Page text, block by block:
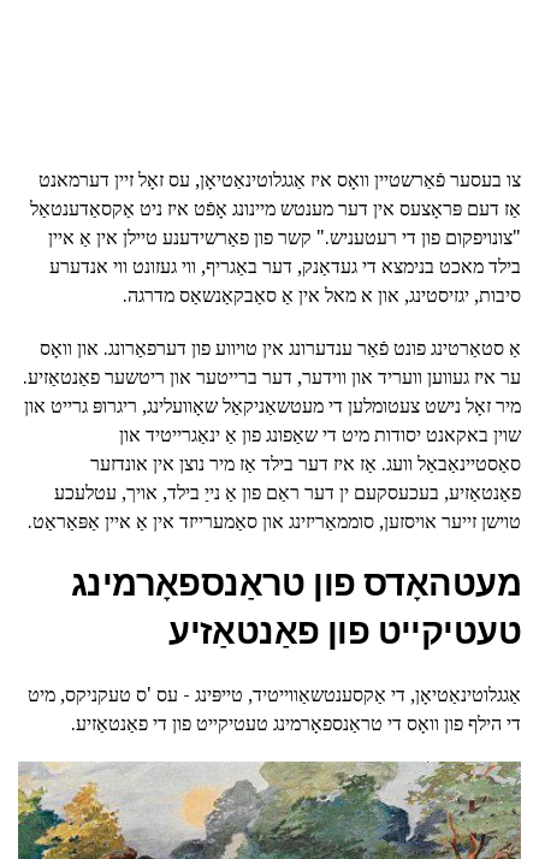
צו בעסער פֿאַרשטיין וואָס איז אַגגלוטינאַטיאָן, עס זאָל זיין דערמאנט
אַז דעם פּראָצעס אין דער מענטש מיינונג אָפֿט איז ניט אַקסאַדענטאַל
"צונויפקום פון די רעטעניש." קשר פון פאַרשידענע טיילן אין אַ איין
בילד מאכט בנימצא די געדאַנק, דער באַגריף, ווי געזונט ווי אנדערע
סיבות, יגזיסטינג, און א מאל אין אַ סאַבקאַנשאַס מדרגה.
אַ סטאַרטינג פונט פֿאַר ענדערונג אין טויווע פון דערפאַרונג. און וואָס
ער איז געווען וועריד און ווידער, דער ברייטער און ריטשער פאַנטאַזיע.
מיר זאָל נישט צעטומלען די מעטשאַניקאַל שאָוועלינג, ריגרופּ גרייט און
שוין באקאנט יסודות מיט די שאַפונג פון אַ ינאַגרייטיד און
סאַסטיינאַבאַל וועג. אַז איז דער בילד אַז מיר נוצן אין אונדזער
פאַנטאַזיע, בעכעסקעם ין דער ראַם פון אַ נייַ בילד, אויך, עטלעכע
טוישן זייער אויסזען, סוממאַריזינג און סאַמערייזד אין אַ איין אַפּאַראַט.
מעטהאָדס פון טראַנספאָרמינג
טעטיקייט פון פאַנטאַזיע
אַגגלוטינאַטיאָן, די אַקסענטשאַווייטיד, טייפּינג - עס 'ס טעקניקס, מיט
די הילף פון וואָס די טראַנספאָרמינג טעטיקייט פון די פאַנטאַזיע.